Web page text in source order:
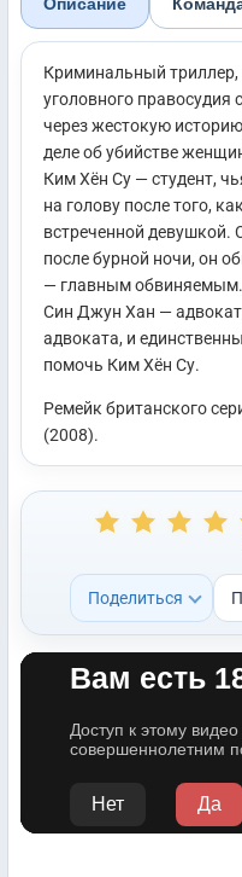
Криминальный
уголовного правосудия
через жестокую
деле об убийстве
Ким Хён Су — студент,
на голову после того,
встреченной девушкой.
после бурной ночи, он
— главным обвиняемым.
Син Джун Хан —
адвоката, и
помочь Ким Хён Су.
Ремейк британского
(2008).
Поделиться